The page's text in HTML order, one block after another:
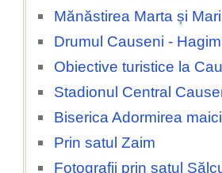
Mănăstirea Marta și
Drumul Causeni -
Obiective turistice la
Stadionul Central
Biserica Adormirea
Prin satul Zaim
Fotografii prin satul